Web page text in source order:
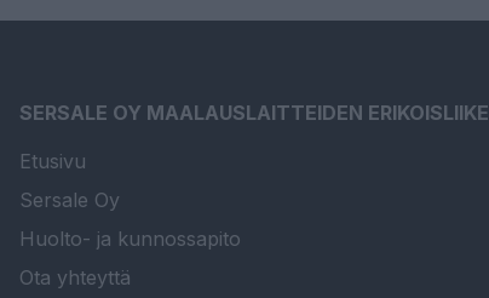
SERSALE OY MAALAUSLAITTEIDEN ERIKOISLIIKE
Etusivu
Sersale Oy
Huolto- ja kunnossapito
Ota yhteyttä